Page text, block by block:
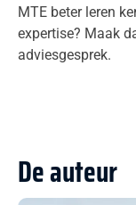
MTE beter leren
expertise? Maak
adviesgesprek.
De auteur